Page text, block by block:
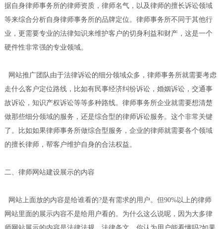
据自身律师事务所的律师资质，律师名气，以及律师的擅长诉讼领域
等来综合分析自身律师事务所的品牌定位。律师事务所不同于其他行
业，更需要专业的法律知识来维护客户的切身利益和财产，这是一个
硬件性非常强的专业领域。
网站推广团队由于法律诉讼的细分领域众多，律师事务所就需要考虑
走什么客户定位路线，比如有民事经济纠纷诉讼，婚姻诉讼，交通事
故诉讼，知识产权诉讼等等多种路线。律师事务所企业就需要想清楚
做那些细分领域的服务，还是综合型的律师诉讼服务。这个非常关键
了。比如如果律师事务所做综合型服务，企业的律师就需要各个领域
的擅长律师，帮客户维护自身的合法权益。
二、律师网站建设展示的内容
网站上面放的内容是给谁看的?是有需求的用户。但90%以上的律师
网站里面的展示内容不是给用户看的。为什么这么说呢，因为大多律